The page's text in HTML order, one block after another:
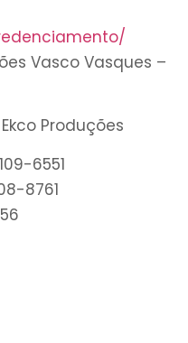
Vasco Vasques –
Produções
6551
8761